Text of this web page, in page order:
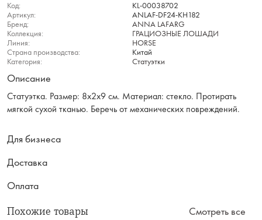
Код:
KL-00038702
Артикул:
ANLAF-DF24-KH182
Бренд:
ANNA LAFARG
Коллекция:
ГРАЦИОЗНЫЕ ЛОШАДИ
Линия:
HORSE
Страна производства:
Китай
Категория:
Статуэтки
Описание
Статуэтка. Размер: 8х2х9 см. Материал: стекло. Протирать
мягкой сухой тканью. Беречь от механических повреждений.
Для бизнеса
Доставка
Оплата
Похожие товары Смотреть все